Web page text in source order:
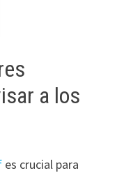
a los
es crucial para